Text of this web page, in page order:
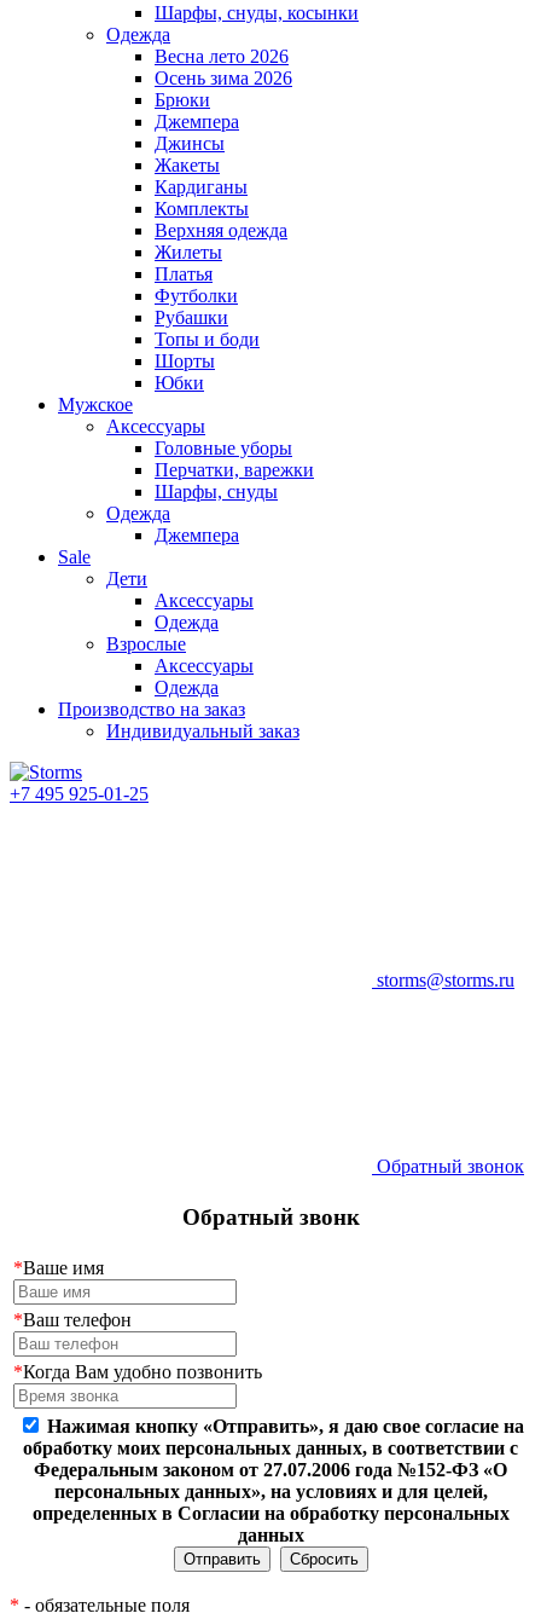
Шарфы, снуды, косынки
Одежда
Весна лето 2026
Осень зима 2026
Брюки
Джемпера
Джинсы
Жакеты
Кардиганы
Комплекты
Верхняя одежда
Жилеты
Платья
Футболки
Рубашки
Топы и боди
Шорты
Юбки
Мужское
Аксессуары
Головные уборы
Перчатки, варежки
Шарфы, снуды
Одежда
Джемпера
Sale
Дети
Аксессуары
Одежда
Взрослые
Аксессуары
Одежда
Производство на заказ
Индивидуальный заказ
+7 495 925-01-25
storms@storms.ru
Обратный звонок
Обратный звонк
*Ваше имя
*Ваш телефон
*Когда Вам удобно позвонить
Нажимая кнопку «Отправить», я даю свое согласие на
обработку моих персональных данных, в соответствии с
Федеральным законом от 27.07.2006 года №152-ФЗ «О
персональных данных», на условиях и для целей,
определенных в Согласии на обработку персональных
данных
* - обязательные поля